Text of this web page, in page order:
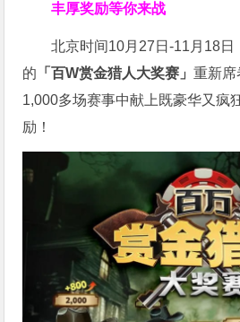
丰厚奖励等你来战
北京时间10月27日-11月18日
的 「百W赏金猎人大奖赛」重新席
1,000多场赛事中献上既豪华又疯
励！